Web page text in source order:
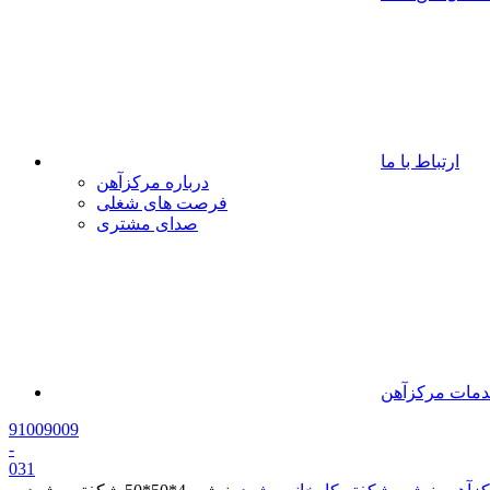
ارتباط با ما
درباره مرکزآهن
فرصت های شغلی
صدای مشتری
مرکزآهن
91009009
-
031